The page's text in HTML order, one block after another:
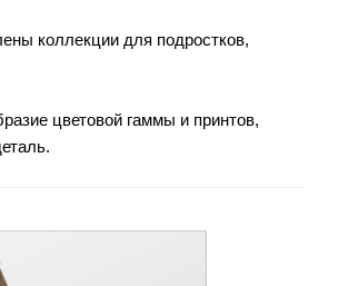
коллекции для подростков,
цветовой гаммы и принтов,
одежды. Мы сделали всё, чтобы